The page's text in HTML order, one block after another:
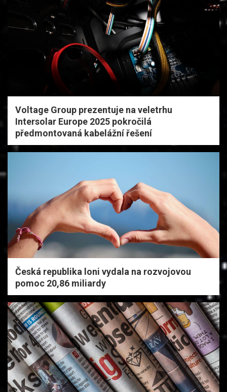
Voltage Group prezentuje na veletrhu
Intersolar Europe 2025 pokročilá
předmontovaná kabelážní řešení
Česká republika loni vydala na rozvojovou
pomoc 20,86 miliardy